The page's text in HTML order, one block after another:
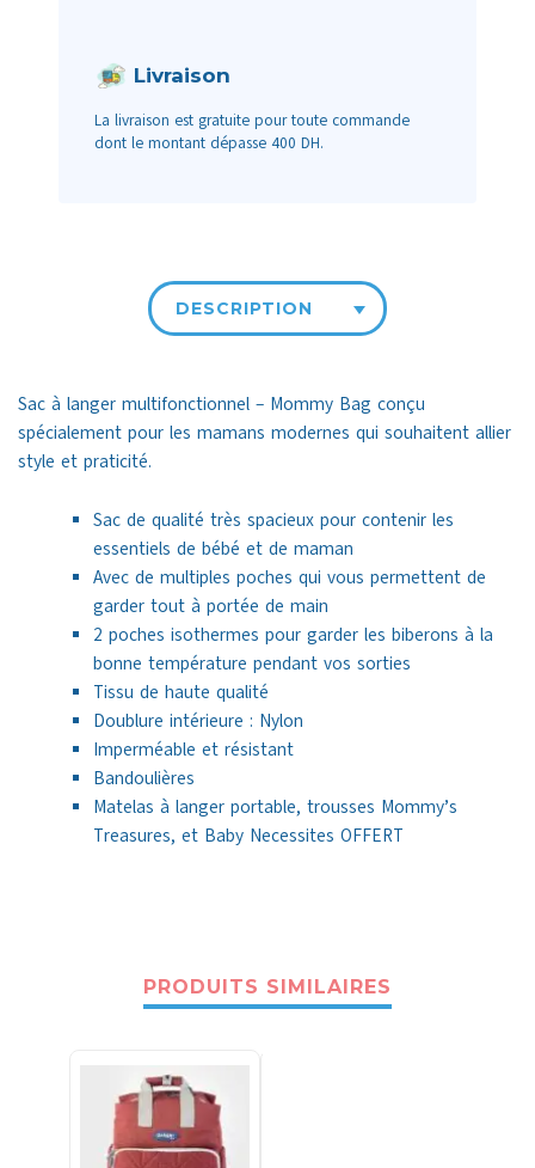
Livraison
La livraison est gratuite pour toute commande
dont le montant dépasse 400 DH.
DESCRIPTION
Sac à langer multifonctionnel – Mommy Bag conçu
spécialement pour les mamans modernes qui souhaitent allier
style et praticité.
Sac de qualité très spacieux pour contenir les
essentiels de bébé et de maman
Avec de multiples poches qui vous permettent de
garder tout à portée de main
2 poches isothermes pour garder les biberons à la
bonne température pendant vos sorties
Tissu de haute qualité
Doublure intérieure : Nylon
Imperméable et résistant
Bandoulières
Matelas à langer portable, trousses Mommy’s
Treasures, et Baby Necessites OFFERT
PRODUITS SIMILAIRES